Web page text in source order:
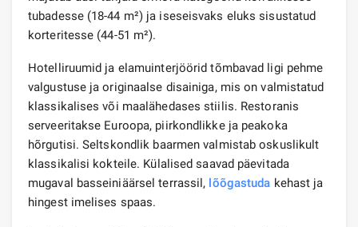
tubadesse (18-44 m²) ja iseseisvaks eluks sisustatud
korteritesse (44-51 m²).
Hotelliruumid ja elamuinterjöörid tõmbavad ligi pehme
valgustuse ja originaalse disainiga, mis on valmistatud
klassikalises või maalähedases stiilis. Restoranis
serveeritakse Euroopa, piirkondlikke ja peakoka
hõrgutisi. Seltskondlik baarmen valmistab oskuslikult
klassikalisi kokteile. Külalised saavad päevitada
mugaval basseiniäärsel terrassil, lõõgastuda kehast ja
hingest imelises spaas.